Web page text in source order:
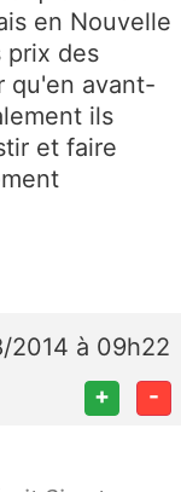
en Nouvelle
prix des
qu'en avant-
ils
et faire
2014 à 09h22
+ -